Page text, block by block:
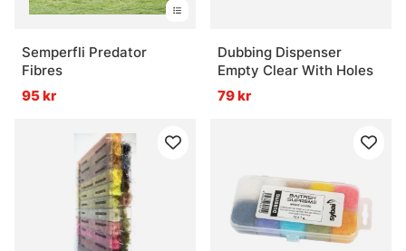
Semperfli Predator
Fibres
95 kr
Dubbing Dispenser
Empty Clear With Holes
79 kr